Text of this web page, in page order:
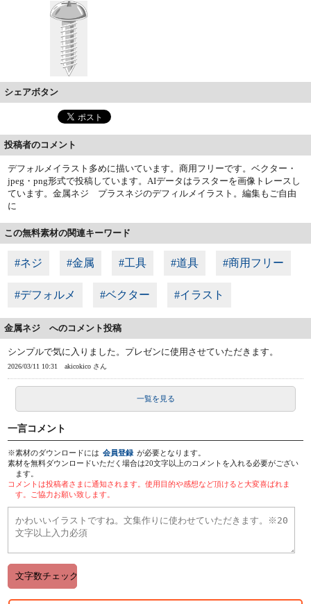
シェアボタン
投稿者のコメント
デフォルメイラスト多めに描いています。商用フリーです。ベクター・
jpeg・png形式で投稿しています。AIデータはラスターを画像トレースし
ています。金属ネジ プラスネジのデフィルメイラスト。編集もご自由
に
この無料素材の関連キーワード
#ネジ #金属 #工具 #道具 #商用フリー
#デフォルメ #ベクター #イラスト
金属ネジ へのコメント投稿
シンプルで気に入りました。プレゼンに使用させていただきます。
2026/03/11 10:31 akicokico さん
一覧を見る
一言コメント
※素材のダウンロードには 会員登録 が必要となります。
素材を無料ダウンロードいただく場合は20文字以上のコメントを入れる必要がござい
ます。
コメントは投稿者さまに通知されます。使用目的や感想など頂けると大変喜ばれま
す。ご協力お願い致します。